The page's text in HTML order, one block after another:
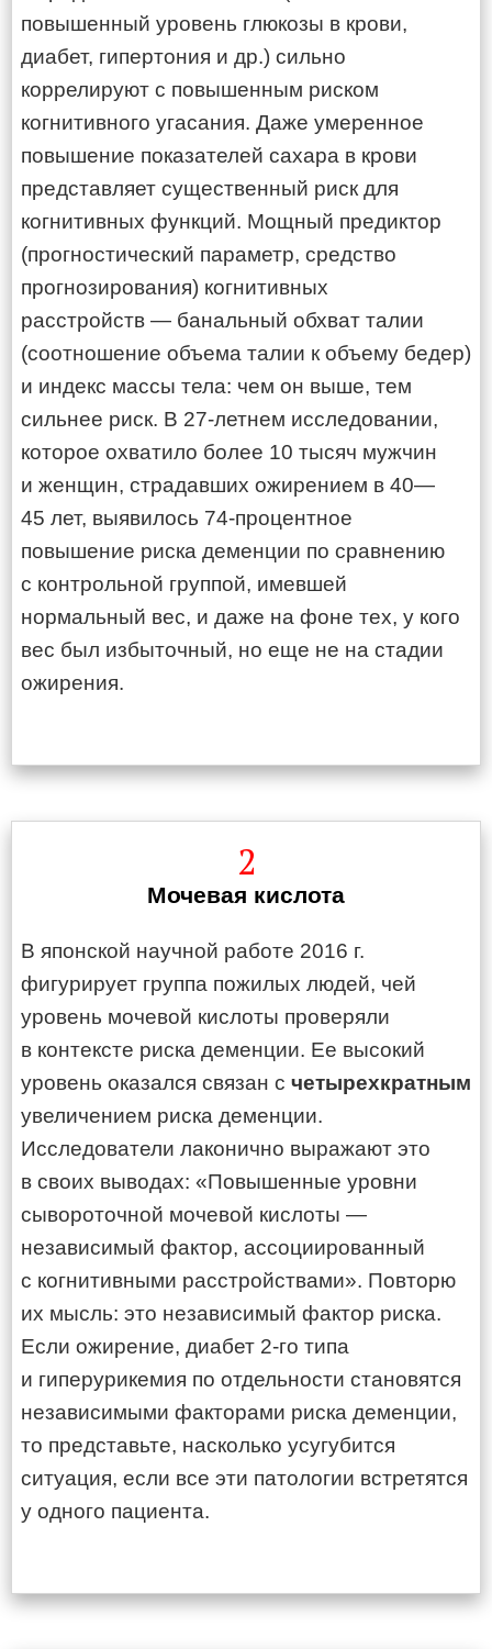
повышенный уровень глюкозы в крови,
диабет, гипертония и др.) сильно
коррелируют с повышенным риском
когнитивного угасания. Даже умеренное
повышение показателей сахара в крови
представляет существенный риск для
когнитивных функций. Мощный предиктор
(прогностический параметр, средство
прогнозирования) когнитивных
расстройств — банальный обхват талии
(соотношение объема талии к объему бедер)
и индекс массы тела: чем он выше, тем
сильнее риск. В 27-летнем исследовании,
которое охватило более 10 тысяч мужчин
и женщин, страдавших ожирением в 40—
45 лет, выявилось 74-процентное
повышение риска деменции по сравнению
с контрольной группой, имевшей
нормальный вес, и даже на фоне тех, у кого
вес был избыточный, но еще не на стадии
ожирения.
2
Мочевая кислота
В японской научной работе 2016 г.
фигурирует группа пожилых людей, чей
уровень мочевой кислоты проверяли
в контексте риска деменции. Ее высокий
уровень оказался связан с четырехкратным
увеличением риска деменции.
Исследователи лаконично выражают это
в своих выводах: «Повышенные уровни
сывороточной мочевой кислоты —
независимый фактор, ассоциированный
с когнитивными расстройствами». Повторю
их мысль: это независимый фактор риска.
Если ожирение, диабет 2-го типа
и гиперурикемия по отдельности становятся
независимыми факторами риска деменции,
то представьте, насколько усугубится
ситуация, если все эти патологии встретятся
у одного пациента.